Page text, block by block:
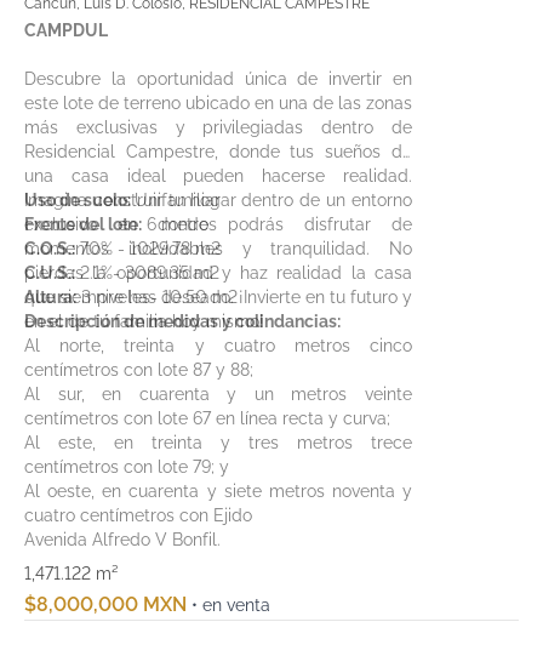
Cancún, Luis D. Colosio, RESIDENCIAL CAMPESTRE
CAMPDUL
Descubre la oportunidad única de invertir en
este lote de terreno ubicado en una de las zonas
más exclusivas y privilegiadas dentro de
Residencial Campestre, donde tus sueños de
una casa ideal pueden hacerse realidad.
Imagina construir tu hogar dentro de un entorno
exclusivo en donde podrás disfrutar de
momentos inolvidables y tranquilidad. No
pierdas la oportunidad y haz realidad la casa
que siempre has deseado. ¡Invierte en tu futuro y
en el de tu familia hoy mismo!
Uso de suelo:Unifamiliar
Frente del lote: 6 metros
C.O.S.:70% - 1029.78 m2
C.U.S.:2.1%- 3089.35 m2
Altura:3 niveles- 10.50 m2
Descripción de medidas y colindancias:
Al norte, treinta y cuatro metros cinco
centímetros con lote 87 y 88;
Al sur, en cuarenta y un metros veinte
centímetros con lote 67 en línea recta y curva;
Al este, en treinta y tres metros trece
centímetros con lote 79; y
Al oeste, en cuarenta y siete metros noventa y
cuatro centímetros con Ejido
Avenida Alfredo V Bonfil.
1,471.122 m²
$8,000,000 MXN • en venta